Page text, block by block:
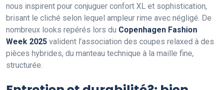
nous inspirent pour conjuguer confort XL et sophistication,
brisant le cliché selon lequel ampleur rime avec négligé. De
nombreux looks repérés lors du Copenhagen Fashion
Week 2025 valident l’association des coupes relaxed à des
pièces hybrides, du manteau technique à la maille fine,
structurée.